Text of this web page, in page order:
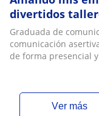
divertidos
Graduada de
comunicación
de forma presencial
ver más